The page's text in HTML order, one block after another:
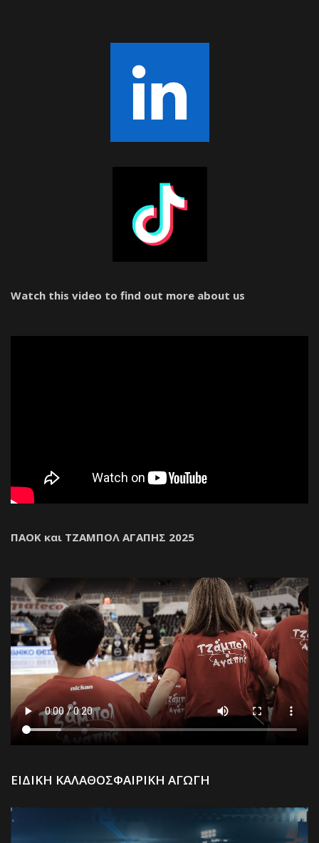
Watch this video to find out more about us
ΠΑΟΚ και ΤΖΑΜΠΟΛ ΑΓΑΠΗΣ 2025
ΕΙΔΙΚΗ ΚΑΛΑΘΟΣΦΑΙΡΙΚΗ ΑΓΩΓΗ